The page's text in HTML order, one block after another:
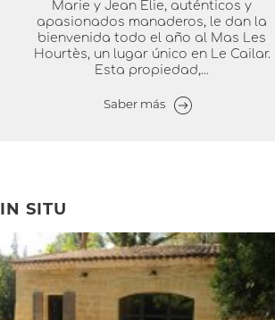
Marie y Jean Elie, auténticos y
apasionados manaderos, le dan la
bienvenida todo el año al Mas Les
Hourtès, un lugar único en Le Cailar.
Esta propiedad,...
Saber más
IN SITU